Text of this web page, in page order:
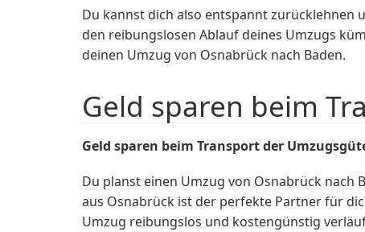
Du kannst dich also entspannt zurücklehnen
den reibungslosen Ablauf deines Umzugs
deinen Umzug von Osnabrück nach Baden.
Geld sparen beim
Geld sparen beim Transport der
Du planst einen Umzug von Osnabrück nach
aus Osnabrück ist der perfekte Partner für
Umzug reibungslos und kostengünstig